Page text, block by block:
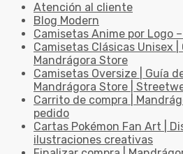
Atención al cliente
Blog Modern
Camisetas Anime por Logo
Camisetas Clásicas Unisex |
Mandrágora Store
Camisetas Oversize | Guía
Mandrágora Store |
Carrito de compra |
pedido
Cartas Pokémon Fan Art |
ilustraciones creativas